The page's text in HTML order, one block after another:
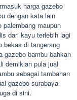
harga gazebo
dengan kata lain
palembang maupun
dari kayu terlebih lagi
bekas di tangerang
gazebo bambu bahkan
demikian pula jual
sebagai tambahan
gazebo surabaya
di sini.